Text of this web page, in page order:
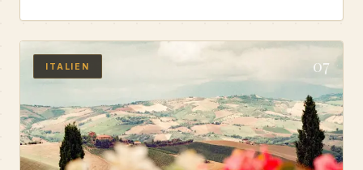
ITALIEN 07